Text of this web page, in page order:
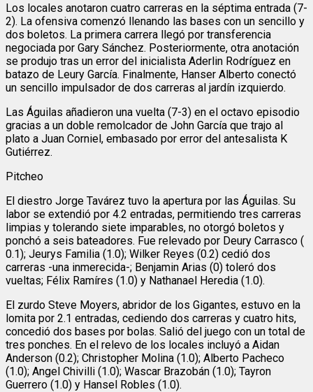
Los locales anotaron cuatro carreras en la séptima entrada (7-
2). La ofensiva comenzó llenando las bases con un sencillo y
dos boletos. La primera carrera llegó por transferencia
negociada por Gary Sánchez. Posteriormente, otra anotación
se produjo tras un error del inicialista Aderlin Rodríguez en
batazo de Leury García. Finalmente, Hanser Alberto conectó
un sencillo impulsador de dos carreras al jardín izquierdo.
Las Águilas añadieron una vuelta (7-3) en el octavo episodio
gracias a un doble remolcador de John García que trajo al
plato a Juan Corniel, embasado por error del antesalista K
Gutiérrez.
Pitcheo
El diestro Jorge Tavárez tuvo la apertura por las Águilas. Su
labor se extendió por 4.2 entradas, permitiendo tres carreras
limpias y tolerando siete imparables, no otorgó boletos y
ponchó a seis bateadores. Fue relevado por Deury Carrasco (
0.1); Jeurys Familia (1.0); Wilker Reyes (0.2) cedió dos
carreras -una inmerecida-; Benjamin Arias (0) toleró dos
vueltas; Félix Ramíres (1.0) y Nathanael Heredia (1.0).
​El zurdo Steve Moyers, abridor de los Gigantes, estuvo en la
lomita por 2.1 entradas, cediendo dos carreras y cuatro hits,
concedió dos bases por bolas. Salió del juego con un total de
tres ponches. En el relevo de los locales incluyó a Aidan
Anderson (0.2); Christopher Molina (1.0); Alberto Pacheco
(1.0); Angel Chivilli (1.0); Wascar Brazobán (1.0); Tayron
Guerrero (1.0) y Hansel Robles (1.0).